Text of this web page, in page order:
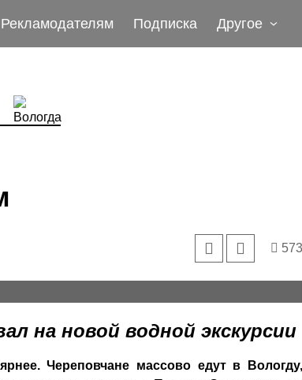
Рекламодателям Подписка Другое
573
на новой водной экскурсии
Череповчане массово едут в Вологду,